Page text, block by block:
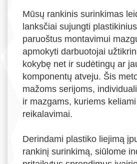
Mūsų rankinis surinkimas
lanksčiai sujungti
paruoštus montavimui
apmokyti darbuotojai
kokybę net ir sudėtingų ar
komponentų atveju. Šis
mažoms serijoms,
ir mazgams, kuriems
reikalavimai.
Derindami plastiko liejimą
rankinį surinkimą, siūlome